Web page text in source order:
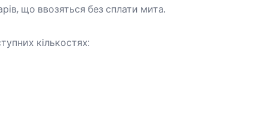
що ввозяться без сплати мита.
кількостях: